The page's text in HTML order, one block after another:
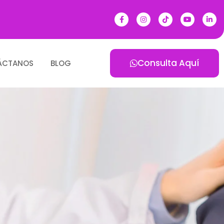
BLOG Consulta Aquí